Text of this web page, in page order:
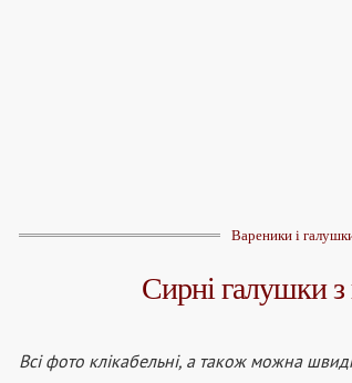
Вареники і
Сирні галушки
Всі фото клікабельні, а також можна